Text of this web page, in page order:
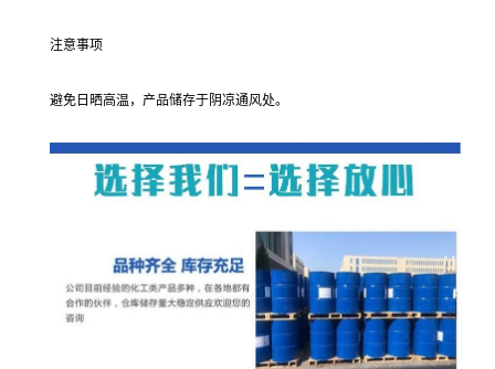
注意事项
避免日晒高温，产品储存于阴凉通风处。